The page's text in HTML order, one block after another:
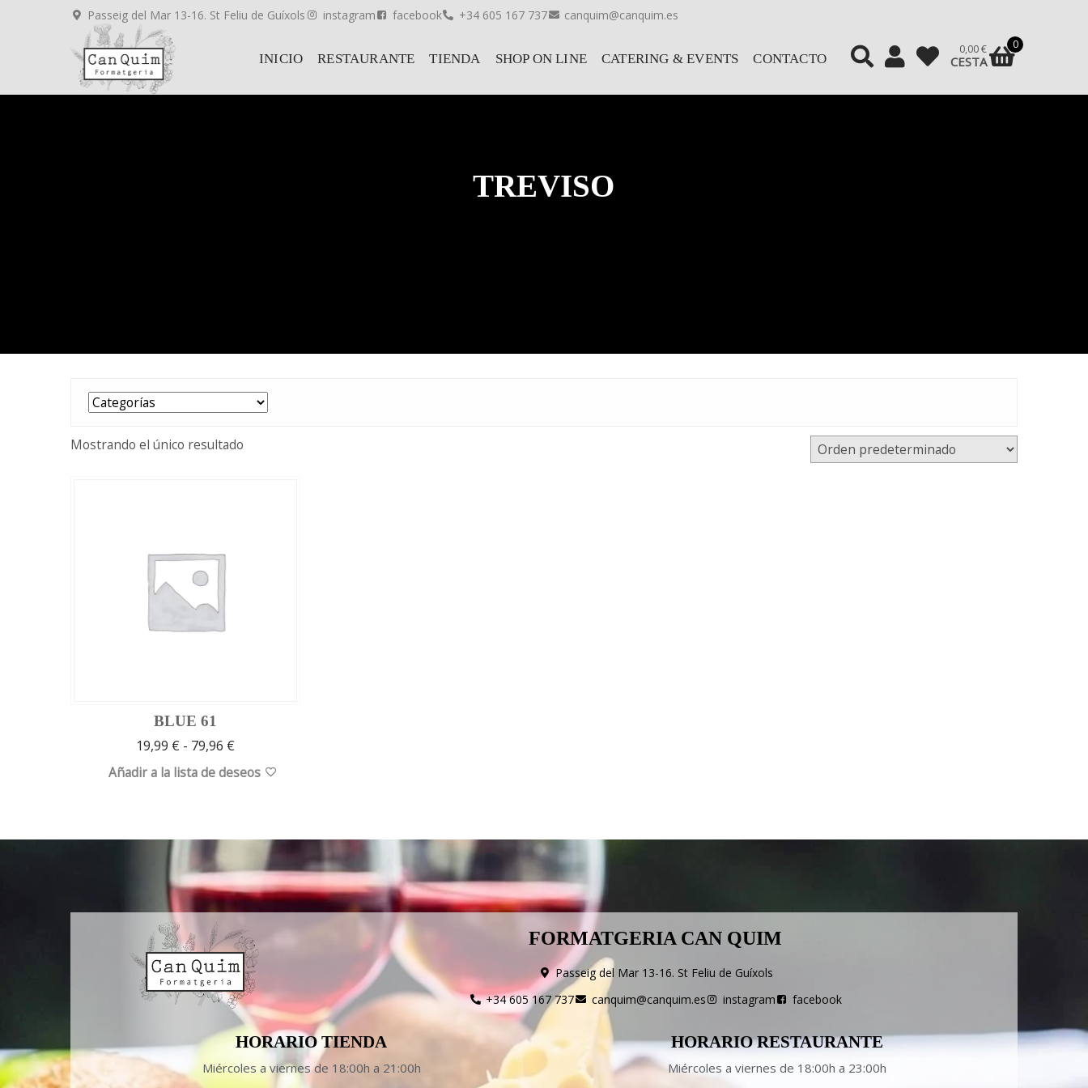
Passeig del Mar 13-16. St Feliu de Guíxols instagram facebook +34 605 167 737 canquim@canquim.es
0,00€
CESTA
0
INICIO RESTAURANTE TIENDA SHOP ON LINE CATERING & EVENTS CONTACTO
TREVISO
Mostrando el único resultado
BLUE 61
19,99 € - 79,96 €
Añadir a la lista de deseos
FORMATGERIA CAN QUIM
Passeig del Mar 13-16. St Feliu de Guíxols
+34 605 167 737
canquim@canquim.es instagram facebook
HORARIO TIENDA
Miércoles a viernes de 18:00h a 21:00h
HORARIO RESTAURANTE
Miércoles a viernes de 18:00h a 23:00h